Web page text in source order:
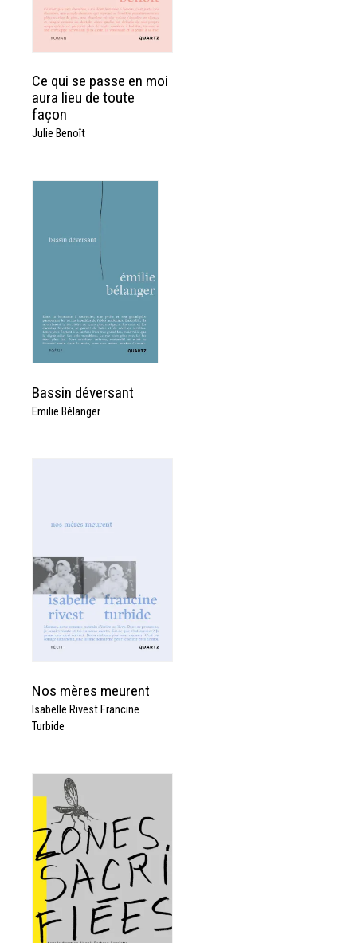
Ce qui se passe en moi
aura lieu de toute
façon
Julie Benoît
Bassin déversant
Emilie Bélanger
Nos mères meurent
Isabelle Rivest Francine
Turbide